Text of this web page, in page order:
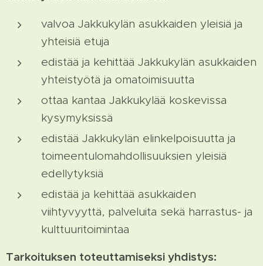
valvoa Jakkukylän asukkaiden yleisiä ja
yhteisiä etuja
edistää ja kehittää Jakkukylän asukkaiden
yhteistyötä ja omatoimisuutta
ottaa kantaa Jakkukylää koskevissa
kysymyksissä
edistää Jakkukylän elinkelpoisuutta ja
toimeentulomahdollisuuksien yleisiä
edellytyksiä
edistää ja kehittää asukkaiden
viihtyvyyttä, palveluita sekä harrastus- ja
kulttuuritoimintaa
Tarkoituksen toteuttamiseksi yhdistys: